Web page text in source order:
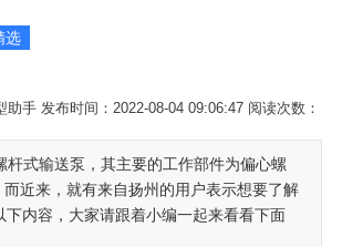
选
手 发布时间：2022-08-04 09:06:47 阅读次数：
式输送泵，其主要的工作部件为偏心螺
近来，就有来自扬州的用户表示想要了解
内容，大家请跟着小编一起来看看下面